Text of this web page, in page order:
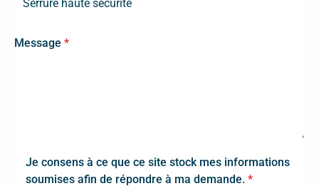
Serrure haute sécurité
Message *
Je consens à ce que ce site stock mes informations
soumises afin de répondre à ma demande. *